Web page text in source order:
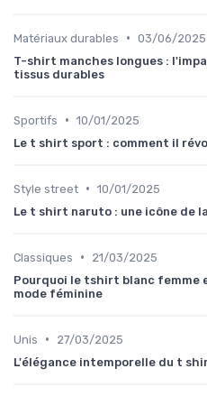
Matériaux durables • 03/06/2025
T-shirt manches longues :
tissus durables
Sportifs • 10/01/2025
Le t shirt sport : comment il
Style street • 10/01/2025
Le t shirt naruto : une icône de
Classiques •
21/03/2025
Pourquoi le tshirt blanc femme
mode féminine
Unis •
27/03/2025
L'élégance intemporelle du t